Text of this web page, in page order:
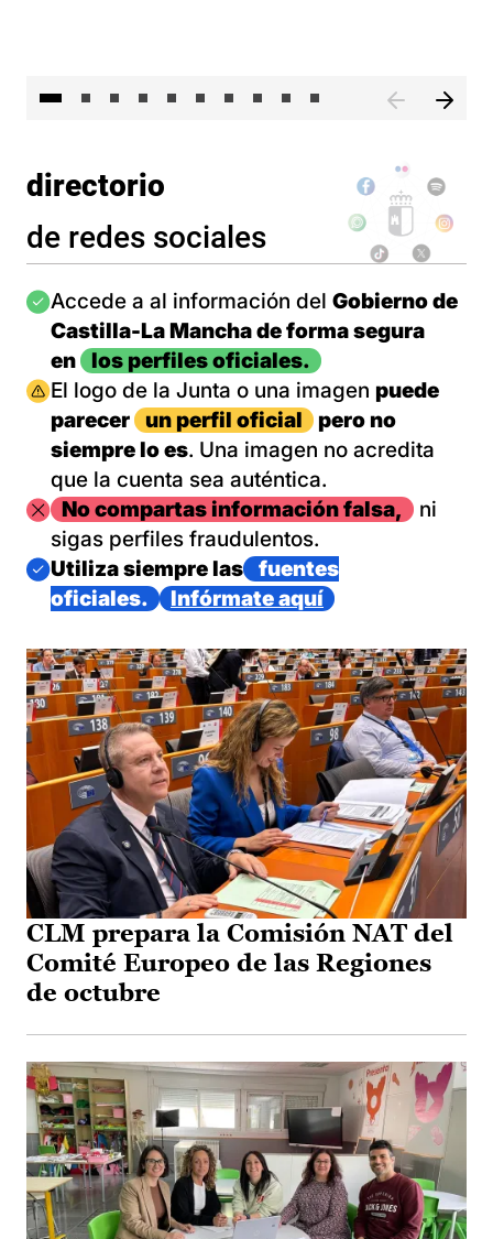
directorio
de redes sociales
Imagen
Accede a al información del Gobierno de
Castilla-La Mancha de forma segura
en
los perfiles oficiales.
Imagen
El logo de la Junta o una imagen puede
parecer
un perfil oficial
pero no
siempre lo es. Una imagen no acredita
que la cuenta sea auténtica.
ImagenNo compartas información falsa,
ni
sigas perfiles fraudulentos.
Imagen
Utiliza siempre las
fuentes
oficiales.
Infórmate aquí
CLM prepara la Comisión NAT del
Comité Europeo de las Regiones
de octubre